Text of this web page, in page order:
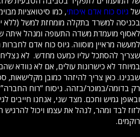
של גיוס כוח אדם איכותי, כמו סיטואציות
בכניסה למשרד בתקלה מומחזת למשל (ללא
לאסוף מועמדת משדה התעופה ומנהל איתה
למעשה מראיין מוסווה. גיוס כוח אדם
שצריך להסתכל עליו כמעט מחדש. לא נצליח
במיוחד לא כישרונות עולים, אם לא נוודא
שבנינו. כאן צריך להיזהר כמובן מקלישאות,
רק בדומה/במוכר/בזהה. ניסוח “רוח
ובאופן גמיש וחכם. מצד שני, אנחנו חייבים
לזוז לבד ומהר, לנהל את עצמו ויכול
רוקמים.